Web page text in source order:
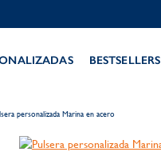
BESTSELLERS
personalizada Marina en acero